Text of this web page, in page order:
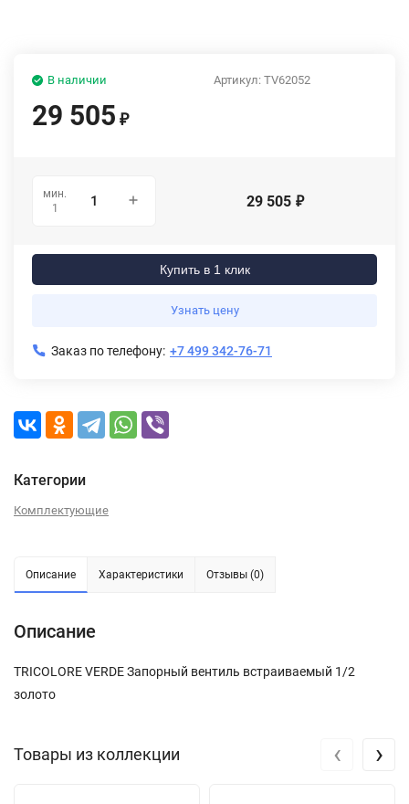
Артикул: TV62052
В наличии
29 505 ₽
мин.
1
29 505 ₽
Купить в 1 клик
Узнать цену
Заказ по телефону: +7 499 342-76-71
Категории
Комплектующие
Описание Характеристики Отзывы (0)
Описание
TRICOLORE VERDE Запорный вентиль встраиваемый 1/2
золото
Товары из коллекции ‹ ›